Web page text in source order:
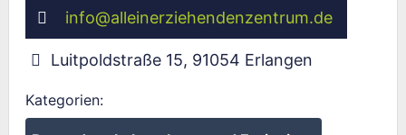
info@alleinerziehendenzentrum.de
Luitpoldstraße 15, 91054 Erlangen
Kategorien: